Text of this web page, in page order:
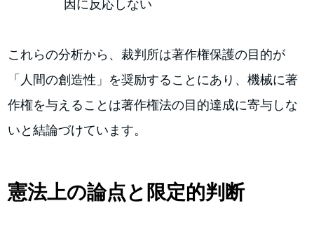
因に反応しない
これらの分析から、裁判所は著作権保護の目的が
「人間の創造性」を奨励することにあり、機械に著
作権を与えることは著作権法の目的達成に寄与しな
いと結論づけています。
憲法上の論点と限定的判断